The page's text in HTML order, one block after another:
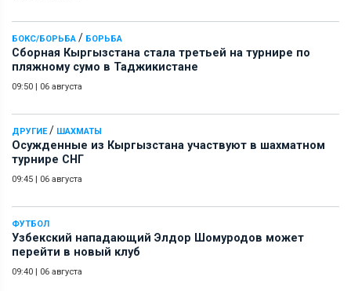
БОКС/БОРЬБА / БОРЬБА
Сборная Кыргызстана стала третьей на турнире по
пляжному сумо в Таджикистане
09:50 | 06 августа
ДРУГИЕ/ ШАХМАТЫ
Осужденные из Кыргызстана участвуют в шахматном
турнире СНГ
09:45 | 06 августа
ФУТБОЛ
Узбекский нападающий Элдор Шомуродов может
перейти в новый клуб
09:40 | 06 августа